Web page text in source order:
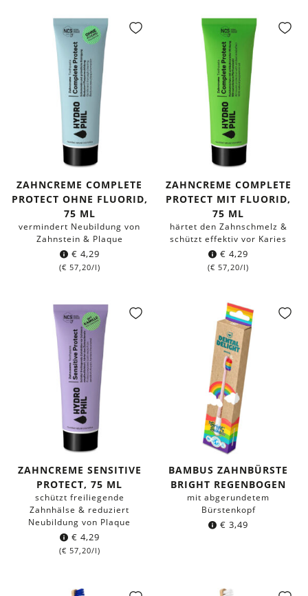
ZAHNCREME COMPLETE
PROTECT OHNE FLUORID,
75 ML
vermindert Neubildung von
Zahnstein & Plaque
€ 4,29
(€ 57,20/l)
ZAHNCREME COMPLETE
PROTECT MIT FLUORID,
75 ML
härtet den Zahnschmelz &
schützt effektiv vor Karies
€ 4,29
(€ 57,20/l)
ZAHNCREME SENSITIVE
PROTECT, 75 ML
schützt freiliegende
Zahnhälse & reduziert
Neubildung von Plaque
€ 4,29
(€ 57,20/l)
BAMBUS ZAHNBÜRSTE
BRIGHT REGENBOGEN
mit abgerundetem
Bürstenkopf
€ 3,49